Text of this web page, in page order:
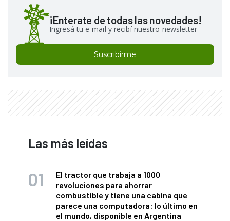
¡Enterate de todas las novedades!
Ingresá tu e-mail y recibí nuestro newsletter
Suscribirme
Las más leídas
El tractor que trabaja a 1000
revoluciones para ahorrar
combustible y tiene una cabina que
parece una computadora: lo último en
el mundo, disponible en Argentina